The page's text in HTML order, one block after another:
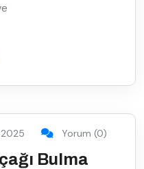
Yorum (0)
Bulma